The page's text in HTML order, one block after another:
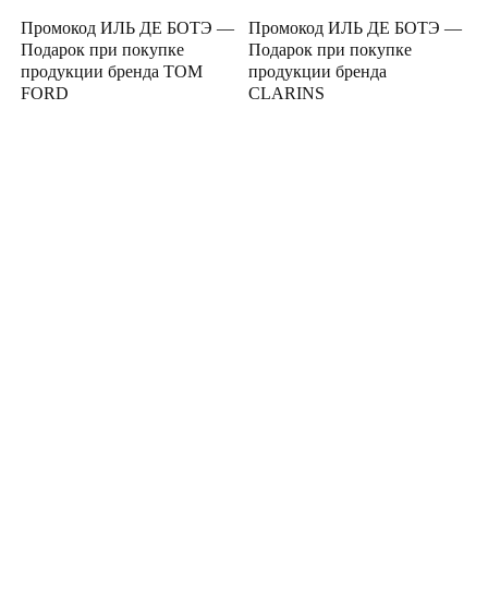
Промокод ИЛЬ ДЕ БОТЭ —
Подарок при покупке
продукции бренда TOM
FORD
Промокод ИЛЬ ДЕ БОТЭ —
Подарок при покупке
продукции бренда
CLARINS